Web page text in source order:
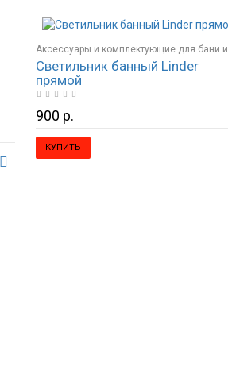
Аксессуары и комплектующие для бани и
сауны
Освещение, светильники
Светильник банный Linder
прямой
900 р.
КУПИТЬ